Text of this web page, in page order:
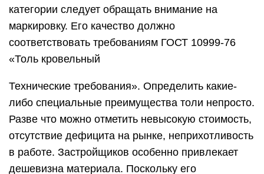
категории следует обращать внимание на
маркировку. Его качество должно
соответствовать требованиям ГОСТ 10999-76
«Толь кровельный
Технические требования». Определить какие-
либо специальные преимущества толи непросто.
Разве что можно отметить невысокую стоимость,
отсутствие дефицита на рынке, неприхотливость
в работе. Застройщиков особенно привлекает
дешевизна материала. Поскольку его